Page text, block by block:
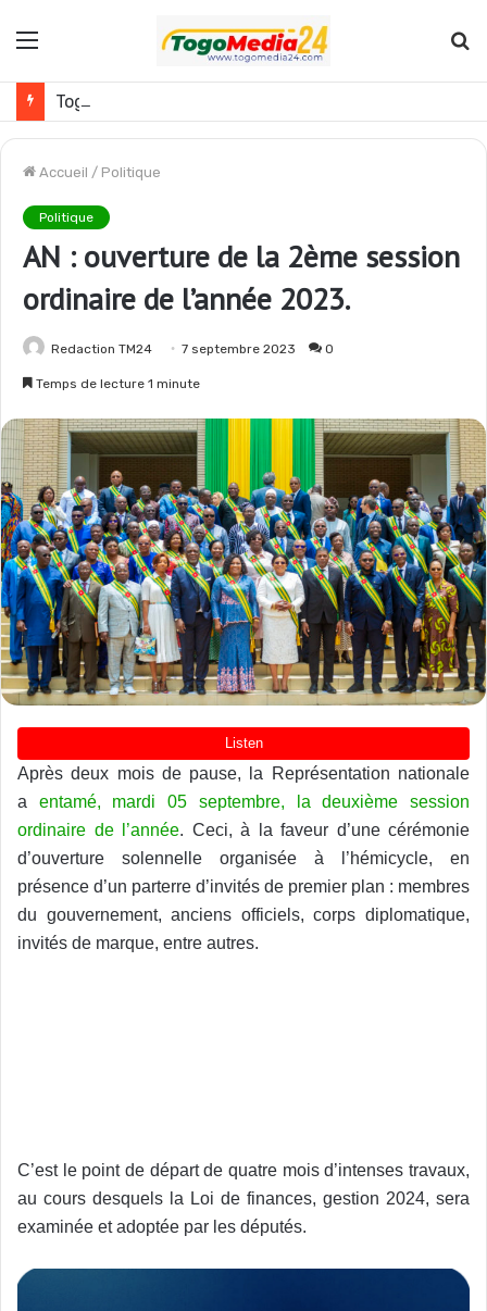
Menu
Accueil / Politique
Politique
AN : ouverture de la 2ème session
ordinaire de l’année 2023.
Redaction TM24 7 septembre 2023 0
Temps de lecture 1 minute
Après deux mois de pause, la Représentation nationale
a entamé, mardi 05 septembre, la deuxième session
ordinaire de l’année. Ceci, à la faveur d’une cérémonie
d’ouverture solennelle organisée à l’hémicycle, en
présence d’un parterre d’invités de premier plan : membres
du gouvernement, anciens officiels, corps diplomatique,
invités de marque, entre autres.
C’est le point de départ de quatre mois d’intenses travaux,
au cours desquels la Loi de finances, gestion 2024, sera
examinée et adoptée par les députés.